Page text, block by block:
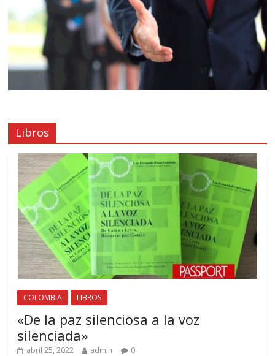
Libros
COLOMBIA LIBROS
«De la paz silenciosa a la voz
silenciada»
abril 25, 2022 admin 0